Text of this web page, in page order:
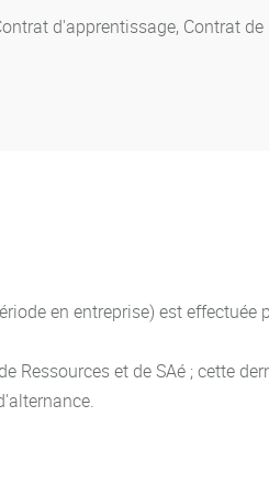
dans les modalités de
modalités doivent garantir
délivrée par l’établissement.
d'apprentissage, Contrat
en entreprise) est
Ressources et de SAé ; cette